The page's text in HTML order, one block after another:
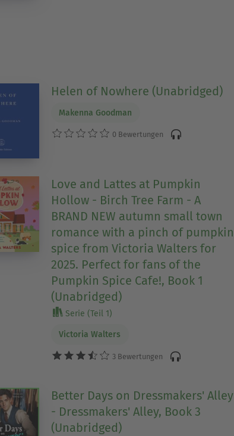
Helen of Nowhere (Unabridged)
Makenna Goodman
0 Bewertungen
Love and Lattes at Pumpkin
Hollow - Birch Tree Farm - A
BRAND NEW autumn small town
romance with a pinch of pumpkin
spice from Victoria Walters for
2025. Perfect for fans of the
Pumpkin Spice Cafe!, Book 1
(Unabridged)
Serie (Teil 1)
Victoria Walters
3 Bewertungen
Better Days on Dressmakers' Alley
- Dressmakers' Alley, Book 3
(Unabridged)